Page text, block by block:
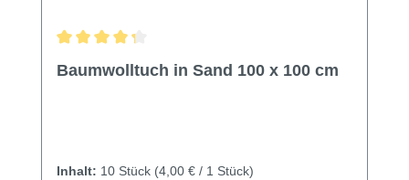
Baumwolltuch in Sand 100 x 100 cm
Inhalt: 10 Stück (4,00 € / 1 Stück)